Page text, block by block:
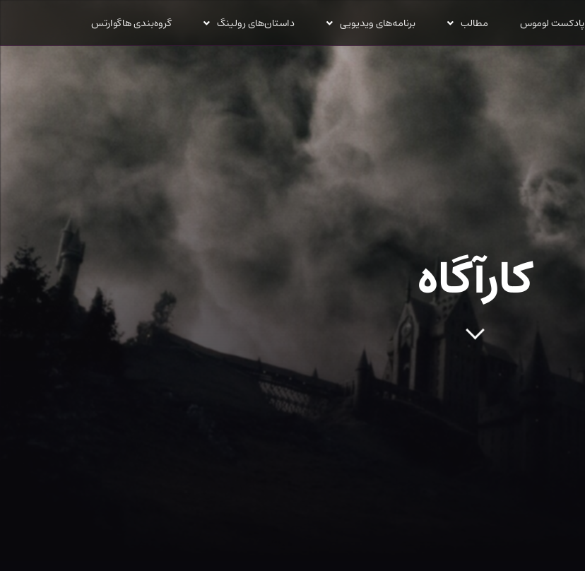
پادکست لوموس مطالب برنامه‌های ویدیویی داستان‌های رولینگ گروه‌بندی هاگوارتس
کارآگاه